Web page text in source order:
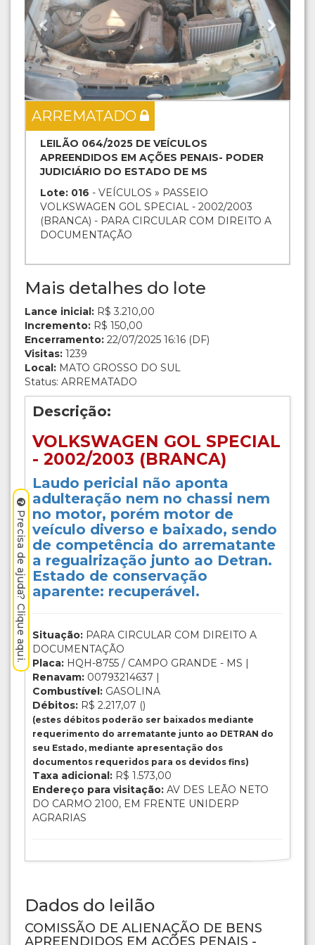
ARREMATADO
LEILÃO 064/2025 DE VEÍCULOS
APREENDIDOS EM AÇÕES PENAIS- PODER
JUDICIÁRIO DO ESTADO DE MS
Lote: 016 - VEÍCULOS » PASSEIO
VOLKSWAGEN GOL SPECIAL - 2002/2003
(BRANCA) - PARA CIRCULAR COM DIREITO A
DOCUMENTAÇÃO
Mais detalhes do lote
Lance inicial: R$ 3.210,00
Incremento: R$ 150,00
Encerramento: 22/07/2025 16:16 (DF)
Visitas: 1239
Local: MATO GROSSO DO SUL
Status: ARREMATADO
Descrição:
VOLKSWAGEN GOL SPECIAL
- 2002/2003 (BRANCA)
Laudo pericial não aponta
adulteração nem no chassi nem
no motor, porém motor de
veículo diverso e baixado, sendo
de competência do arrematante
a regualrização junto ao Detran.
Estado de conservação
aparente: recuperável.
Situação: PARA CIRCULAR COM DIREITO A
DOCUMENTAÇÃO
Placa: HQH-8755 / CAMPO GRANDE - MS |
Renavam: 00793214637 |
Combustível: GASOLINA
Débitos: R$ 2.217,07 ()
(estes débitos poderão ser baixados mediante
requerimento do arrematante junto ao DETRAN do
seu Estado, mediante apresentação dos
documentos requeridos para os devidos fins)
Taxa adicional: R$ 1.573,00
Endereço para visitação: AV DES LEÃO NETO
DO CARMO 2100, EM FRENTE UNIDERP
AGRARIAS
Dados do leilão
COMISSÃO DE ALIENAÇÃO DE BENS
APREENDIDOS EM AÇÕES PENAIS -
Precisa de ajuda? Clique aqui.